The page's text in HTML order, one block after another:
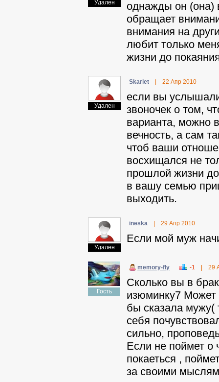
Удален
однажды он (она)
обращает
внимания на
любит только
жизни до
Удален
Skarlet 22 Апр 2010
если вы
звоночек о том,
варианта, можно
вечность, а сам
чтоб ваши
восхищался не
прошлой жизни
в вашу семью
выходить.
Удален
ineska 29 Апр 2010
Если мой муж
Гость
memory-fly -1 29
Сколько вы в
изюминку7 Может
бы сказала мужу(
себя
сильно,
Если не поймет о
покаеться ,
за своими